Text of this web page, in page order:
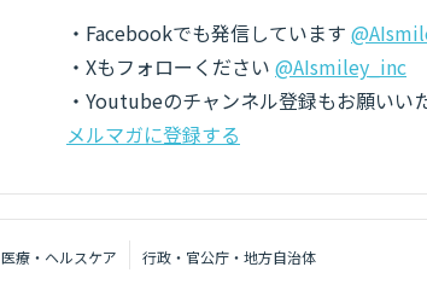
・Facebookでも発信しています
・Xもフォローください @AIsmiley_inc
・Youtubeのチャンネル登録もお願いい
メルマガに登録する
医療・ヘルスケア 行政・官公庁・地方自治体